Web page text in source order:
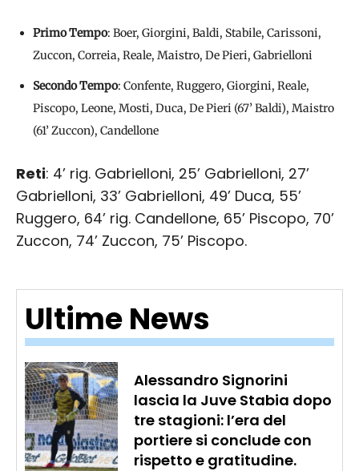
Ultime News
Alessandro Signorini
lascia la Juve Stabia dopo
tre stagioni: l’era del
portiere si conclude con
rispetto e gratitudine.
Primo Tempo: Boer, Giorgini, Baldi, Stabile, Carissoni,
Zuccon, Correia, Reale, Maistro, De Pieri, Gabrielloni
Secondo Tempo: Confente, Ruggero, Giorgini, Reale,
Piscopo, Leone, Mosti, Duca, De Pieri (67’ Baldi), Maistro
(61’ Zuccon), Candellone
Reti: 4’ rig. Gabrielloni, 25’ Gabrielloni, 27’
Gabrielloni, 33’ Gabrielloni, 49’ Duca, 55’
Ruggero, 64’ rig. Candellone, 65’ Piscopo, 70’
Zuccon, 74’ Zuccon, 75’ Piscopo.